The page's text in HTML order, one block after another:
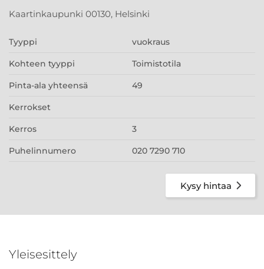
Kaartinkaupunki 00130, Helsinki
Tyyppi vuokraus
Kohteen tyyppi Toimistotila
Pinta-ala yhteensä 49
Kerrokset
Kerros 3
Puhelinnumero 020 7290 710
Kysy hintaa
Yleisesittely